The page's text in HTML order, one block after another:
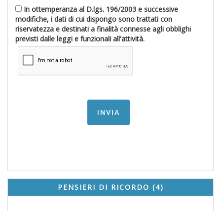
In ottemperanza al D.lgs. 196/2003 e successive
modifiche, i dati di cui dispongo sono trattati con
riservatezza e destinati a finalità connesse agli obblighi
previsti dalle leggi e funzionali all'attività.
PENSIERI DI RICORDO (4)